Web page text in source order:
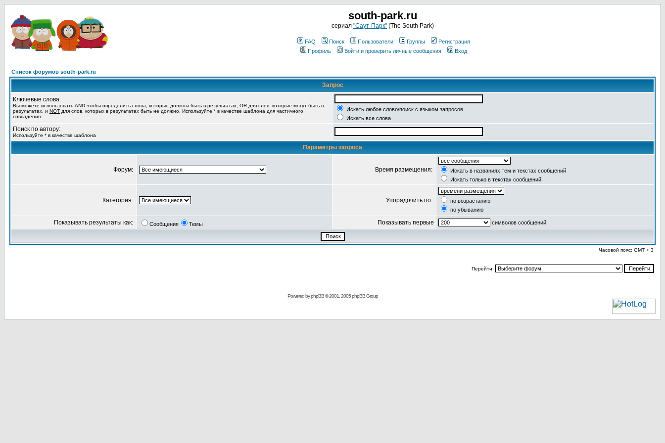
south-park.ru
сериал "Саут-Парк" (The South Park)
FAQ Поиск Пользователи Группы
Регистрация
Профиль
Войти и проверить личные сообщения Вход
Список форумов south-park.ru
Запрос
Ключевые слова:
Вы можете использовать AND чтобы определить слова, которые должны быть в результатах, OR для слов, которые могут быть в
результатах, и NOT для слов, которых в результатах быть не должно. Используйте * в качестве шаблона для частичного
совпадения.
Искать любое слово/поиск с языком запросов
Искать все слова
Поиск по автору:
Используйте * в качестве шаблона
Параметры запроса
Форум: Время размещения:
Искать в названиях тем и текстах сообщений
Искать только в текстах сообщений
Категория: Упорядочить по:
по возрастанию
по убыванию
Показывать результаты как: Сообщения Темы Показывать первые символов сообщений
Часовой пояс: GMT + 3
Перейти:
Powered byphpBB© 2001, 2005 phpBB Group